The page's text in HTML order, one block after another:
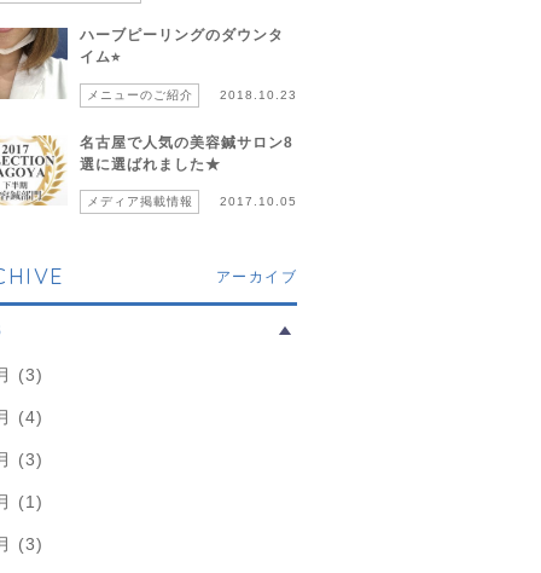
ハーブピーリングのダウンタ
イム⭐︎
メニューのご紹介 2018.10.23
名古屋で人気の美容鍼サロン8
選に選ばれました★
メディア掲載情報 2017.10.05
アーカイブ
(3)
(4)
(3)
(1)
(3)